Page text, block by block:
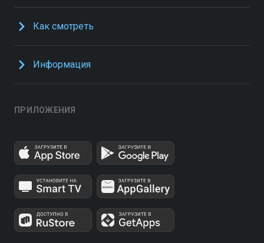
Как смотреть
Информация
ПРИЛОЖЕНИЯ